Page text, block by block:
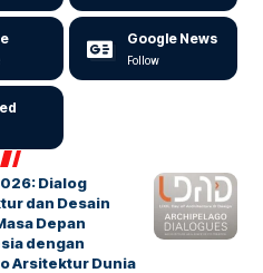
Google News
Follow
Dialog
dan Desain
Depan
dengan
Arsitektur Dunia